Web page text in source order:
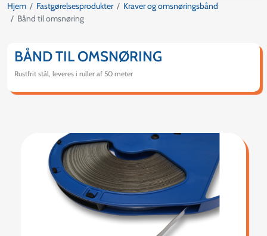
Hjem Fastgørelsesprodukter
Kraver og omsnøringsbånd
Bånd til omsnøring
BÅND TIL OMSNØRING
Rustfrit stål, leveres i ruller af 50 meter